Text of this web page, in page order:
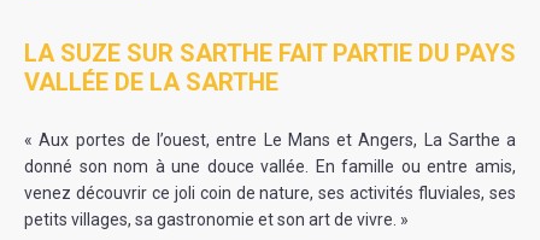
MAJEURS
SANTÉ/COMMERCES/ARTISANS
FLUVIALE
VENIR
LA SUZE SUR SARTHE FAIT PARTIE DU PAYS
VALLÉE DE LA SARTHE
« Aux portes de l’ouest, entre Le Mans et Angers, La Sarthe a
donné son nom à une douce vallée. En famille ou entre amis,
venez découvrir ce joli coin de nature, ses activités fluviales, ses
petits villages, sa gastronomie et son art de vivre. »